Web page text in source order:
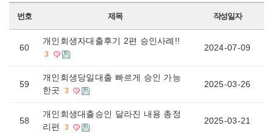
번호 제목 작성일자
60
개인회생자대출후기 2편 승인사례!!
3
2024-07-09
59
개인회생당일대출 빠르게 승인 가능
한곳
3
2025-03-26
58
개인회생대출승인 달라진 내용 총정
리편
3
2025-03-21